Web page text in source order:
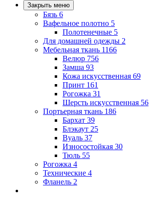
Закрыть меню
Бязь 6
Вафельное полотно 5
Полотенечные 5
Для домашней одежды 2
Мебельная ткань 1166
Велюр 756
Замша 93
Кожа искусственная 69
Принт 161
Рогожка 31
Шерсть искусственная 56
Портьерная ткань 186
Бархат 39
Блэкаут 25
Вуаль 37
Износостойкая 30
Тюль 55
Рогожка 4
Технические 4
Фланель 2